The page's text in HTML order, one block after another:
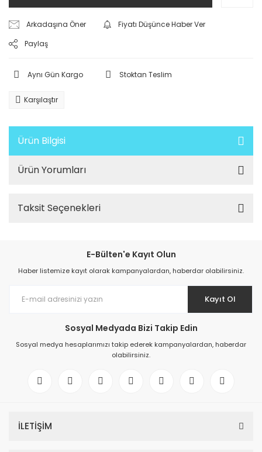
Arkadaşına Öner
Fiyatı Düşünce Haber Ver
Paylaş
Aynı Gün Kargo Stoktan Teslim
Karşılaştır
Ürün Bilgisi
Ürün Yorumları
Taksit Seçenekleri
E-Bülten'e Kayıt Olun
Haber listemize kayıt olarak kampanyalardan, haberdar olabilirsiniz.
Kayıt Ol
Sosyal Medyada Bizi Takip Edin
Sosyal medya hesaplarımızı takip ederek kampanyalardan, haberdar
olabilirsiniz.
İLETİŞİM